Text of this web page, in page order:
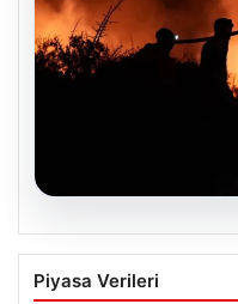
Bayramiç’teki
Altına Alındı
Piyasa Verileri